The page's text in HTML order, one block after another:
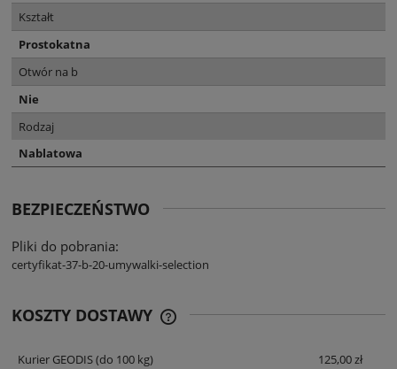
Kształt
Prostokatna
Otwór na b
Nie
Rodzaj
Nablatowa
BEZPIECZEŃSTWO
Pliki do pobrania:
certyfikat-37-b-20-umywalki-selection
KOSZTY DOSTAWY
Kurier GEODIS(do 100 kg) 125,00 zł